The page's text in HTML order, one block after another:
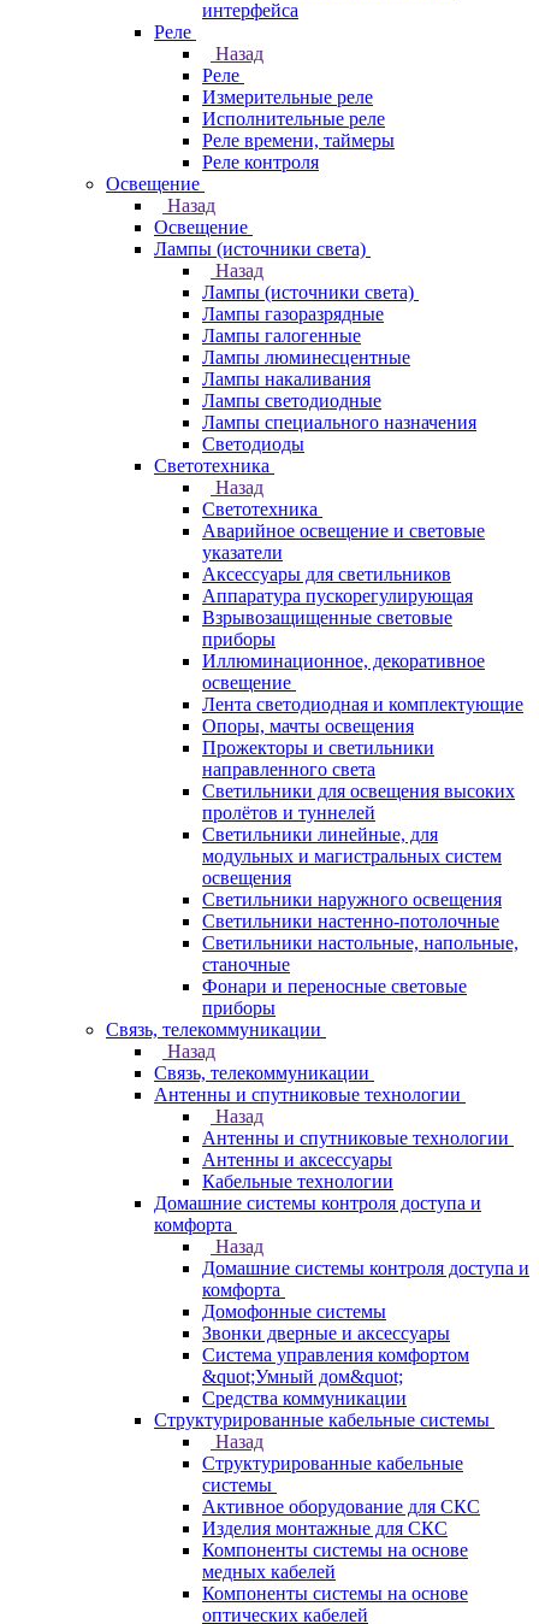
интерфейса
Реле
Назад
Реле
Измерительные реле
Исполнительные реле
Реле времени, таймеры
Реле контроля
Освещение
Назад
Освещение
Лампы (источники света)
Назад
Лампы (источники света)
Лампы газоразрядные
Лампы галогенные
Лампы люминесцентные
Лампы накаливания
Лампы светодиодные
Лампы специального назначения
Светодиоды
Светотехника
Назад
Светотехника
Аварийное освещение и световые
указатели
Аксессуары для светильников
Аппаратура пускорегулирующая
Взрывозащищенные световые
приборы
Иллюминационное, декоративное
освещение
Лента светодиодная и комплектующие
Опоры, мачты освещения
Прожекторы и светильники
направленного света
Светильники для освещения высоких
пролётов и туннелей
Светильники линейные, для
модульных и магистральных систем
освещения
Светильники наружного освещения
Светильники настенно-потолочные
Светильники настольные, напольные,
станочные
Фонари и переносные световые
приборы
Связь, телекоммуникации
Назад
Связь, телекоммуникации
Антенны и спутниковые технологии
Назад
Антенны и спутниковые технологии
Антенны и аксессуары
Кабельные технологии
Домашние системы контроля доступа и
комфорта
Назад
Домашние системы контроля доступа и
комфорта
Домофонные системы
Звонки дверные и аксессуары
Система управления комфортом
&quot;Умный дом&quot;
Средства коммуникации
Структурированные кабельные системы
Назад
Структурированные кабельные
системы
Активное оборудование для СКС
Изделия монтажные для СКС
Компоненты системы на основе
медных кабелей
Компоненты системы на основе
оптических кабелей